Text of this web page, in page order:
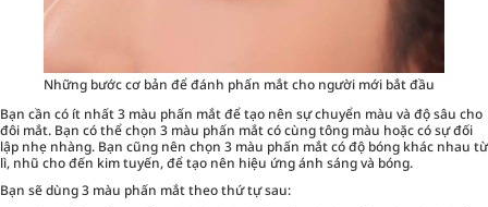
Những bước cơ bản để đánh phấn mắt cho người mới bắt đầu
Bạn cần có ít nhất 3 màu phấn mắt để tạo nên sự chuyển màu và độ sâu cho
đôi mắt. Bạn có thể chọn 3 màu phấn mắt có cùng tông màu hoặc có sự đối
lập nhẹ nhàng. Bạn cũng nên chọn 3 màu phấn mắt có độ bóng khác nhau từ
lì, nhũ cho đến kim tuyến, để tạo nên hiệu ứng ánh sáng và bóng.
Bạn sẽ dùng 3 màu phấn mắt theo thứ tự sau: